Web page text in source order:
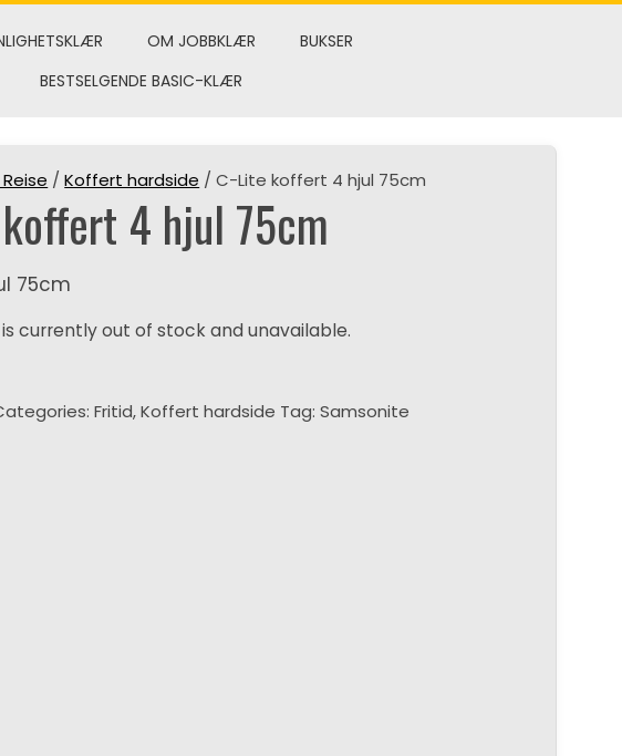
OM JOBBKLÆR
BUKSER
BESTSELGENDE BASIC-KLÆR
/Koffert hardside / C-Lite koffert 4 hjul 75cm
4 hjul 75cm
75cm
currently out of stock and unavailable.
Fritid,Koffert hardside Tag:Samsonite